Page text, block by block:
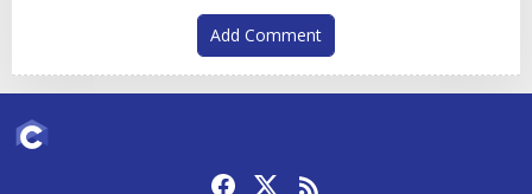
Add Comment